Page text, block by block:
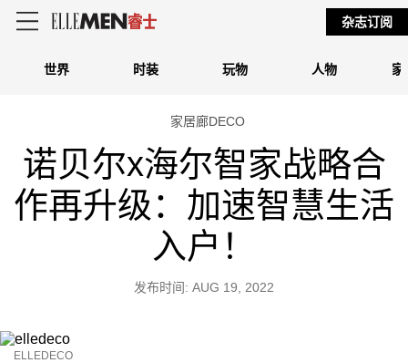
世界 时装 玩物 人物 家
杂志订阅
家居廊DECO
诺贝尔x海尔智家战略合
作再升级：加速智慧生活
入户！
发布时间: AUG 19, 2022
ELLEDECO